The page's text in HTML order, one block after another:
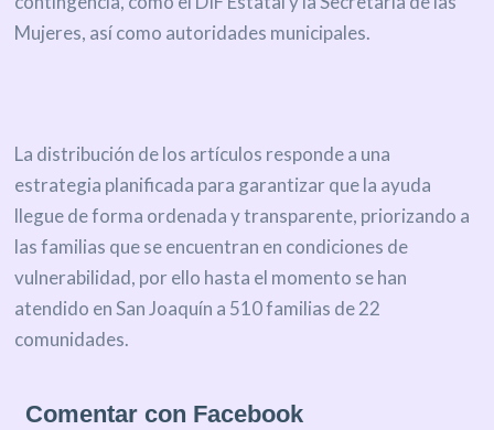
Mujeres, así como autoridades municipales.
La distribución de los artículos responde a una
estrategia planificada para garantizar que la ayuda
llegue de forma ordenada y transparente, priorizando a
las familias que se encuentran en condiciones de
vulnerabilidad, por ello hasta el momento se han
atendido en San Joaquín a 510 familias de 22
comunidades.
Comentar con Facebook